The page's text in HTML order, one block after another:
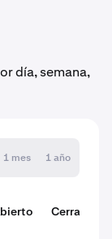
día, semana,
1 mes 1 año
Cerrar